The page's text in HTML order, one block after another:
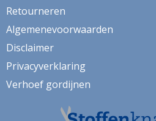
wandtapijt
wereldkaart
wijn
Retourneren
Algemenevoorwaarden
Disclaimer
Privacyverklaring
Verhoef gordijnen